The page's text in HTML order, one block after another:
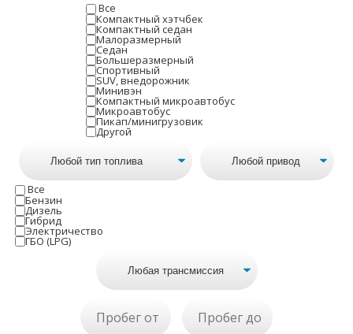
Все
Компактный хэтчбек
Компактный седан
Малоразмерный
Седан
Большеразмерный
Спортивный
SUV, внедорожник
Минивэн
Компактный микроавтобус
Микроавтобус
Пикап/минигрузовик
Другой
Все
Бензин
Дизель
Гибрид
Электричество
ГБО (LPG)